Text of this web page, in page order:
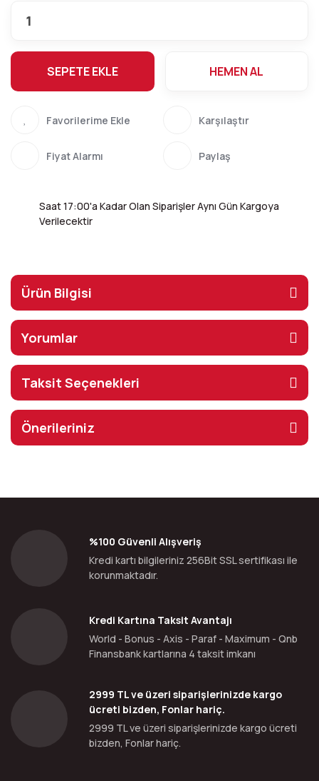
SEPETE EKLE HEMEN AL
Karşılaştır
Fiyat Alarmı Paylaş
Saat 17:00'a Kadar Olan Siparişler Aynı Gün Kargoya
Verilecektir
Ürün Bilgisi
Yorumlar
Taksit Seçenekleri
Önerileriniz
%100 Güvenli Alışveriş
Kredi kartı bilgileriniz 256Bit SSL sertifikası ile
korunmaktadır.
Kredi Kartına Taksit Avantajı
World - Bonus - Axis - Paraf - Maximum - Qnb
Finansbank kartlarına 4 taksit imkanı
2999 TL ve üzeri siparişlerinizde kargo
ücreti bizden, Fonlar hariç.
2999 TL ve üzeri siparişlerinizde kargo ücreti
bizden, Fonlar hariç.